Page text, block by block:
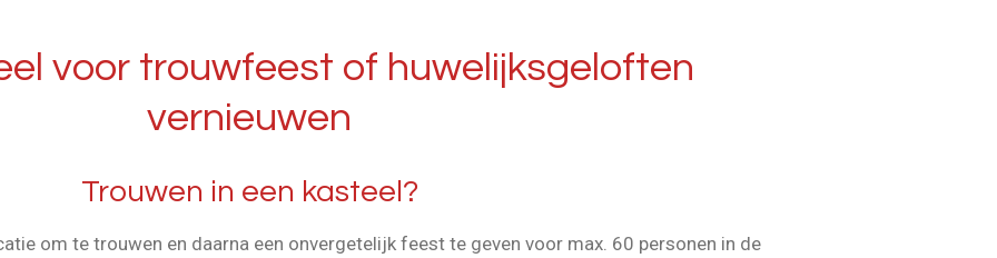
voor trouwfeest of huwelijksgeloften
vernieuwen
Trouwen in een kasteel?
om te trouwen en daarna een onvergetelijk feest te geven voor max. 60 personen in de